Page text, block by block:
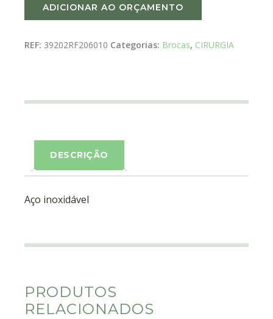
ADICIONAR AO ORÇAMENTO
REF: 39202RF206010 Categorias: Brocas, CIRURGIA
DESCRIÇÃO
Aço inoxidável
PRODUTOS
RELACIONADOS